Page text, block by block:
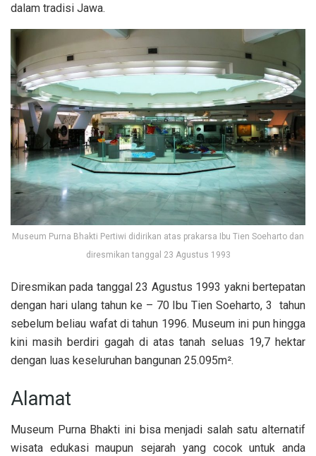
dalam tradisi Jawa.
Museum Purna Bhakti Pertiwi didirikan atas prakarsa Ibu Tien Soeharto dan
diresmikan tanggal 23 Agustus 1993
Diresmikan pada tanggal 23 Agustus 1993 yakni bertepatan
dengan hari ulang tahun ke – 70 Ibu Tien Soeharto, 3 tahun
sebelum beliau wafat di tahun 1996. Museum ini pun hingga
kini masih berdiri gagah di atas tanah seluas 19,7 hektar
dengan luas keseluruhan bangunan 25.095m².
Alamat
Museum Purna Bhakti ini bisa menjadi salah satu alternatif
wisata edukasi maupun sejarah yang cocok untuk anda